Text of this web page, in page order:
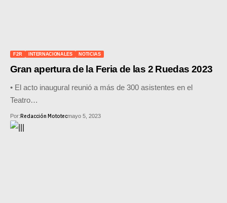
F2R INTERNACIONALES NOTICIAS
Gran apertura de la Feria de las 2 Ruedas 2023
• El acto inaugural reunió a más de 300 asistentes en el
Teatro…
Por:Redacción Mototecmayo 5, 2023